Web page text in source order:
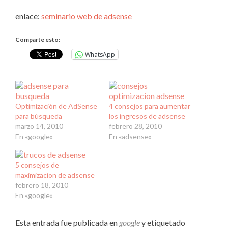
enlace: seminario web de adsense
Comparte esto:
WhatsApp
Optimización de AdSense
para búsqueda
marzo 14, 2010
En «google»
4 consejos para aumentar
los ingresos de adsense
febrero 28, 2010
En «adsense»
5 consejos de
maximizacion de adsense
febrero 18, 2010
En «google»
Esta entrada fue publicada en googley etiquetado